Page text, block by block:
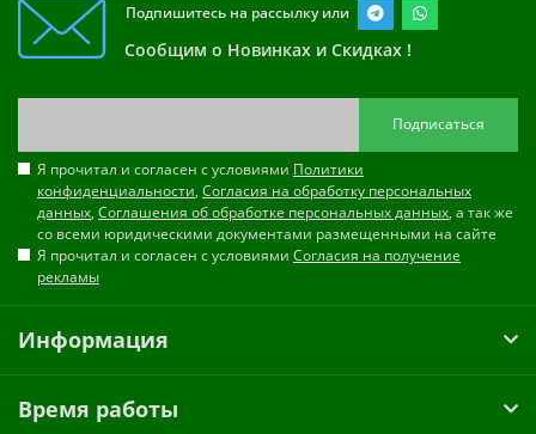
Подпишитесь на рассылку или
Сообщим о Новинках и Скидках !
Подписаться
Я прочитал и согласен с условиями Политики
конфиденциальности, Согласия на обработку персональных
данных, Соглашения об обработке персональных данных, а так же
со всеми юридическими документами размещенными на сайте
Я прочитал и согласен с условиями Согласия на получение
рекламы
Информация
Время работы